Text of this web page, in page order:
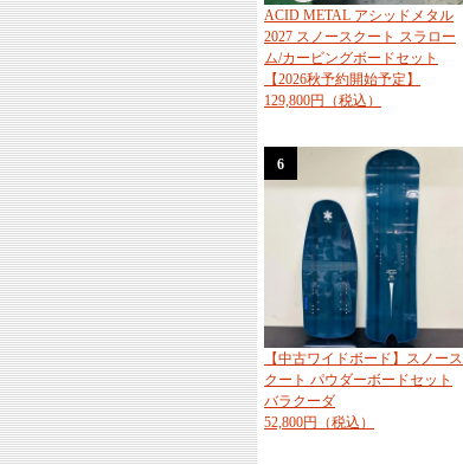
ACID METAL アシッドメタル
2027 スノースクート スラロー
ム/カービングボードセット
【2026秋予約開始予定】
129,800円（税込）
6
【中古ワイドボード】スノース
クート パウダーボードセット
バラクーダ
52,800円（税込）